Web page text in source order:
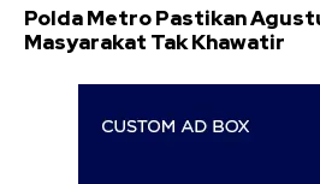
Polda Metro Pastikan
Masyarakat Tak Khawatir